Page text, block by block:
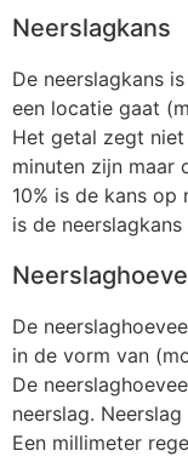
Neerslagkans
De neerslagkans
een locatie gaat
Het getal zegt
minuten zijn maar
10% is de kans op
is de
De
in de vorm van
De
neerslag.
Een millimeter